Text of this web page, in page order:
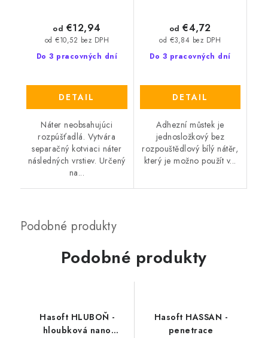
Do 3 pracovných dní
od €10,52 bez DPH
od €12,94
DETAIL
Náter neobsahujúci
rozpúšťadlá. Vytvára
separačný kotviaci náter
následných vrstiev. Určený
na...
Do 3 pracovných dní
od €3,84 bez DPH
od €4,72
DETAIL
Adhezní můstek je
jednosložkový bez
rozpouštědlový bílý nátěr,
který je možno použít v...
Podobné produkty
Hasoft HLUBOŇ -
hloubková nano
Hasoft HASSAN -
penetrace